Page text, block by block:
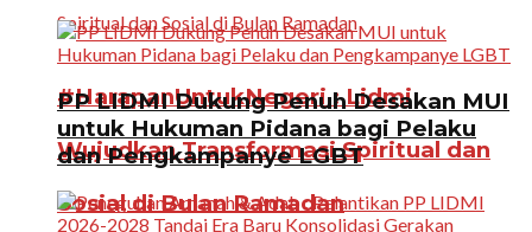
#HarapanUntukNegeri : Lidmi
Wujudkan Transformasi Spiritual dan
Sosial di Bulan Ramadan
PP LIDMI Dukung Penuh Desakan MUI
untuk Hukuman Pidana bagi Pelaku
dan Pengkampanye LGBT